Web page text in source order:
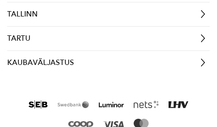
TALLINN
TARTU
KAUBAVÄLJASTUS